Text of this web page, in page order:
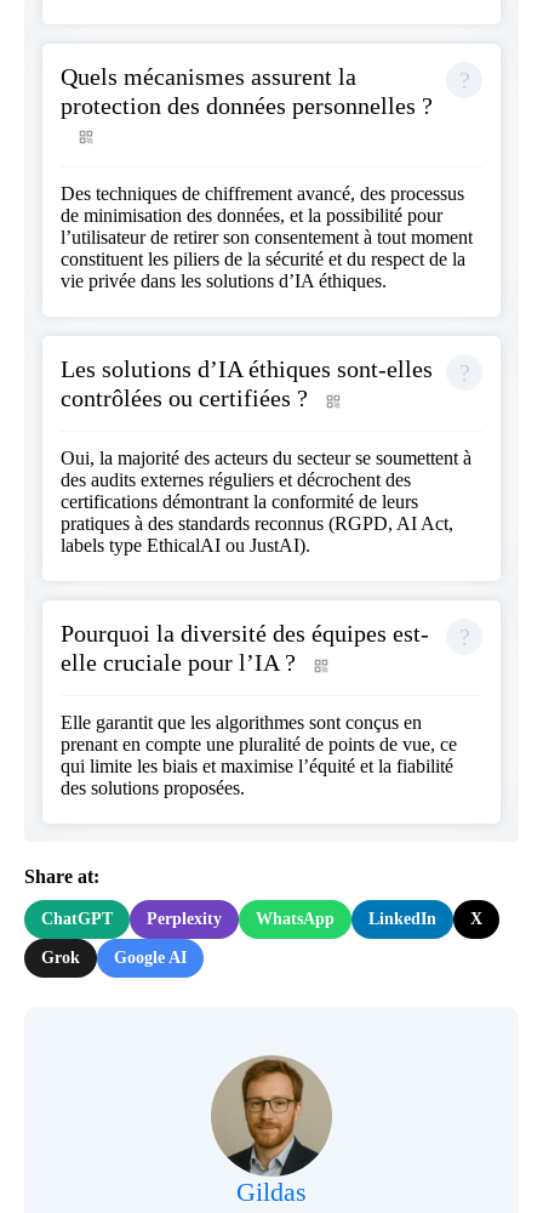
Quels mécanismes assurent la
protection des données personnelles ?
Des techniques de chiffrement avancé, des processus
de minimisation des données, et la possibilité pour
l’utilisateur de retirer son consentement à tout moment
constituent les piliers de la sécurité et du respect de la
vie privée dans les solutions d’IA éthiques.
Les solutions d’IA éthiques sont-elles
contrôlées ou certifiées ?
Oui, la majorité des acteurs du secteur se soumettent à
des audits externes réguliers et décrochent des
certifications démontrant la conformité de leurs
pratiques à des standards reconnus (RGPD, AI Act,
labels type EthicalAI ou JustAI).
Pourquoi la diversité des équipes est-
elle cruciale pour l’IA ?
Elle garantit que les algorithmes sont conçus en
prenant en compte une pluralité de points de vue, ce
qui limite les biais et maximise l’équité et la fiabilité
des solutions proposées.
Share at:
ChatGPT Perplexity WhatsApp LinkedIn X
Grok Google AI
Gildas